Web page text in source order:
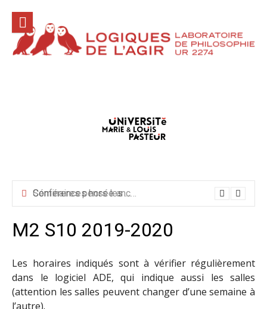
contenu
Conférences hors les murs mai-juin-juillet 2026
M2 S10 2019-2020
Les horaires indiqués sont à vérifier régulièrement
dans le logiciel ADE, qui indique aussi les salles
(attention les salles peuvent changer d’une semaine à
l’autre).